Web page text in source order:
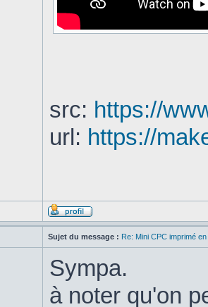
src: https://
url: https://
Sujet du message : Re: Mini CPC imprimé
Sympa.
à noter qu'on